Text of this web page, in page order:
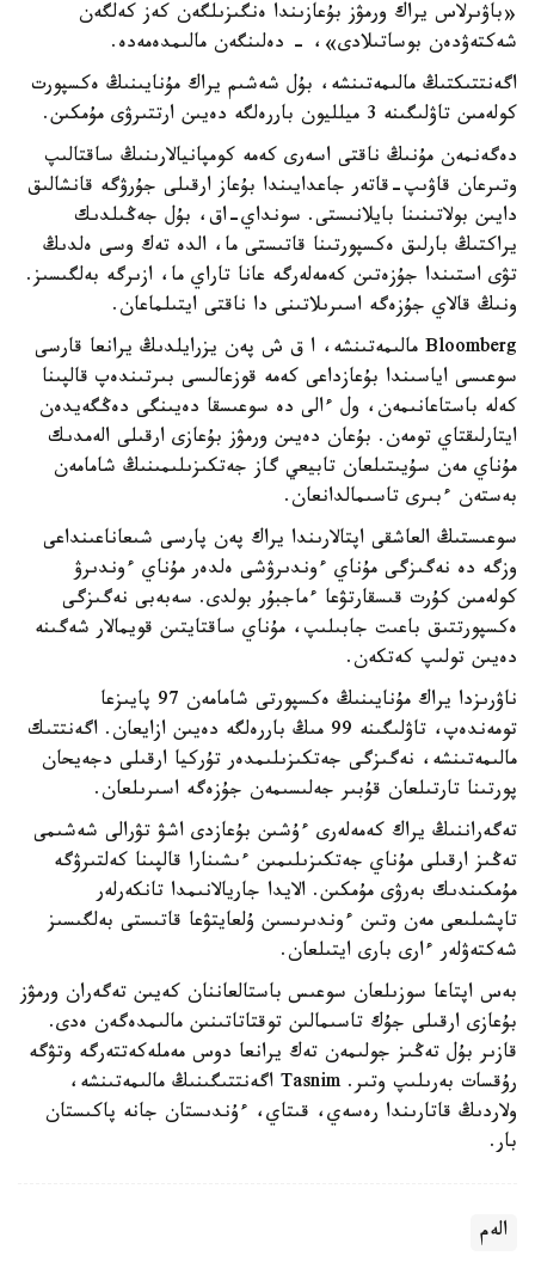
«باۋىرلاس يراك ورمۋز بۇعازىندا ەنگىزىلگەن كەز كەلگەن
شەكتەۋدەن بوساتىلادى»، - دەلىنگەن مالىمدەمەدە.
اگەنتتىكتىڭ مالىمەتىنشە، بۇل شەشىم يراك مۇنايىنىڭ ەكسپورت
كولەمىن تاۋلىگىنە 3 ميلليون باررەلگە دەيىن ارتتىرۋى مۇمكىن.
دەگەنمەن مۇنىڭ ناقتى اسەرى كەمە كومپانيالارىنىڭ ساقتالىپ
وتىرعان قاۋىپ-قاتەر جاعدايىندا بۇعاز ارقىلى جۇرۋگە قانشالىق
دايىن بولاتىنىنا بايلانىستى. سونداي-اق، بۇل جەڭىلدىك
يراكتىڭ بارلىق ەكسپورتىنا قاتىستى ما، الدە تەك وسى ەلدىڭ
تۋى استىندا جۇزەتىن كەمەلەرگە عانا تاراي ما، ازىرگە بەلگىسىز.
ونىڭ قالاي جۇزەگە اسىرىلاتىنى دا ناقتى ايتىلماعان.
Bloomberg مالىمەتىنشە، ا ق ش پەن يزرايلدىڭ يرانعا قارسى
سوعىسى اياسىندا بۇعازداعى كەمە قوزعالىسى بىرتىندەپ قالپىنا
كەلە باستاعانىمەن، ول ءالى دە سوعىسقا دەيىنگى دەڭگەيدەن
ايتارلىقتاي تومەن. بۇعان دەيىن ورمۋز بۇعازى ارقىلى الەمدىك
مۇناي مەن سۇيىتىلعان تابيعي گاز جەتكىزىلىمىنىڭ شامامەن
بەستەن ءبىرى تاسىمالدانعان.
سوعىستىڭ العاشقى اپتالارىندا يراك پەن پارسى شىعاناعىنداعى
وزگە دە نەگىزگى مۇناي ءوندىرۋشى ەلدەر مۇناي ءوندىرۋ
كولەمىن كۇرت قىسقارتۋعا ءماجبۇر بولدى. سەبەبى نەگىزگى
ەكسپورتتىق باعىت جابىلىپ، مۇناي ساقتايتىن قويمالار شەگىنە
دەيىن تولىپ كەتكەن.
ناۋرىزدا يراك مۇنايىنىڭ ەكسپورتى شامامەن 97 پايىزعا
تومەندەپ، تاۋلىگىنە 99 مىڭ باررەلگە دەيىن ازايعان. اگەنتتىك
مالىمەتىنشە، نەگىزگى جەتكىزىلىمدەر تۇركيا ارقىلى دجەيحان
پورتىنا تارتىلعان قۇبىر جەلىسىمەن جۇزەگە اسىرىلعان.
تەگەراننىڭ يراك كەمەلەرى ءۇشىن بۇعازدى اشۋ تۋرالى شەشىمى
تەڭىز ارقىلى مۇناي جەتكىزىلىمىن ءىشىنارا قالپىنا كەلتىرۋگە
مۇمكىندىك بەرۋى مۇمكىن. الايدا جاريالانىمدا تانكەرلەر
تاپشىلىعى مەن وتىن ءوندىرىسىن ۇلعايتۋعا قاتىستى بەلگىسىز
شەكتەۋلەر ءارى بارى ايتىلعان.
بەس اپتاعا سوزىلعان سوعىس باستالعاننان كەيىن تەگەران ورمۋز
بۇعازى ارقىلى جۇك تاسىمالىن توقتاتاتىنىن مالىمدەگەن ەدى.
قازىر بۇل تەڭىز جولىمەن تەك يرانعا دوس مەملەكەتتەرگە وتۋگە
رۇقسات بەرىلىپ وتىر. Tasnim اگەنتتىگىنىڭ مالىمەتىنشە،
ولاردىڭ قاتارىندا رەسەي، قىتاي، ءۇندىستان جانە پاكىستان
بار.
الەم